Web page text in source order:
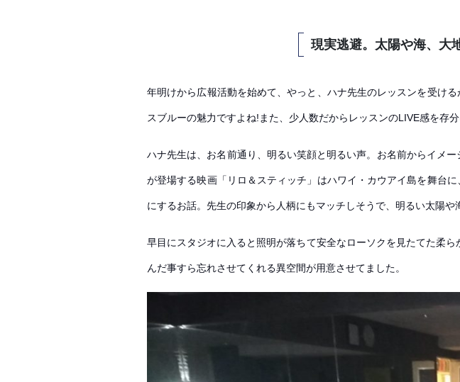
現実逃避。太陽や海、大
年明けから広報活動を始めて、やっと、ハナ先生のレッスンを受け
スブルーの魅力ですよね!また、少人数だからレッスンのLIVE感を存分
ハナ先生は、お名前通り、明るい笑顔と明るい声。お名前からイメ
が登場する映画「リロ＆スティッチ」はハワイ・カウアイ島を舞台
にするお話。先生の印象から人柄にもマッチしそうで、明るい太陽や
早目にスタジオに入ると照明が落ちて安全なローソクを見たてた柔
んだ事すら忘れさせてくれる異空間が用意させてました。